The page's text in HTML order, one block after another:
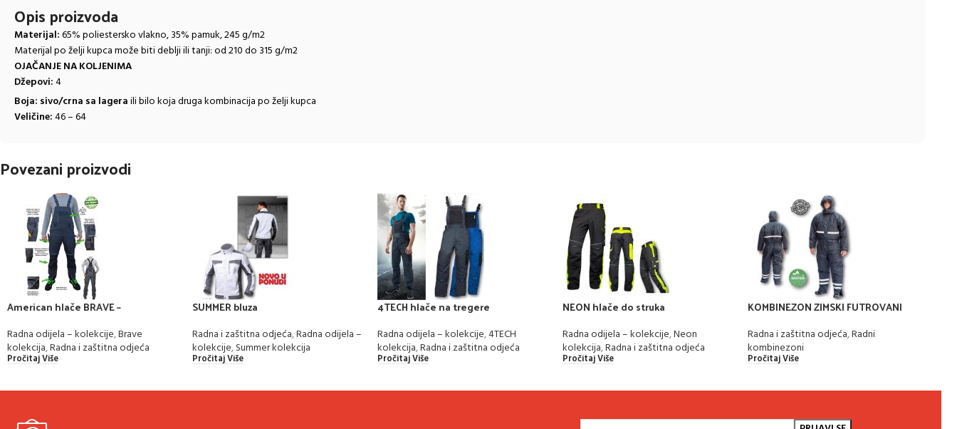
Opis proizvoda
Materijal:65% poliestersko vlakno, 35% pamuk, 245 g/m2
Materijal po želji kupca može biti deblji ili tanji: od 210 do 315 g/m2
OJAČANJE NA KOLJENIMA
Džepovi:4
Boja: sivo/crna sa lageraili bilo koja druga kombinacija po želji kupca
Veličine:46 – 64
Povezani proizvodi
American hlače BRAVE –
Radna odijela – kolekcije,Brave
kolekcija,Radna i zaštitna odjeća
Pročitaj Više
SUMMER bluza
Radna i zaštitna odjeća,Radna odijela –
kolekcije,Summer kolekcija
Pročitaj Više
4TECH hlače na tregere
Radna odijela – kolekcije,4TECH
kolekcija,Radna i zaštitna odjeća
Pročitaj Više
NEON hlače do struka
Radna odijela – kolekcije,Neon
kolekcija,Radna i zaštitna odjeća
Pročitaj Više
KOMBINEZON ZIMSKI FUTROVANI
Radna i zaštitna odjeća,Radni
kombinezoni
Pročitaj Više